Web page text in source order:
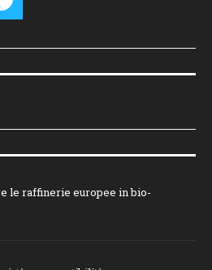
le raffinerie europee in bio-